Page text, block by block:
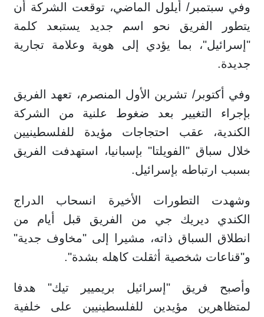
وفي سبتمبر/ أيلول الماضي، توقعت الشركة أن
يتطور الفريق نحو اسم جديد يستبعد كلمة
"إسرائيل"، بما يؤدي إلى هوية وعلامة تجارية
جديدة.
وفي أكتوبر/ تشرين الأول المنصرم، تعهد الفريق
بإجراء التغيير بعد ضغوط علنية من الشركة
الكندية، عقب احتجاجات مؤيدة للفلسطينيين
خلال سباق "الفويلتا" بإسبانيا، استهدفت الفريق
بسبب ارتباطه بإسرائيل.
وشهدت التطورات الأخيرة انسحاب الدراج
الكندي ديريك جي من الفريق قبل أيام من
انطلاق السباق ذاته، مشيرا إلى "مخاوف جدية"
و"قناعات شخصية أثقلت كاهله بشدة".
وأصبح فريق "إسرائيل بريميير تيك" هدفا
لمتظاهرين مؤيدين للفلسطينيين على خلفية